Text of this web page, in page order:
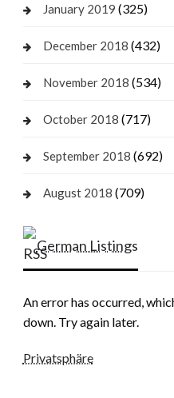
January 2019 (325)
December 2018 (432)
November 2018 (534)
October 2018 (717)
September 2018 (692)
August 2018 (709)
German Listings
An error has occurred,
down. Try again later.
Privatsphäre